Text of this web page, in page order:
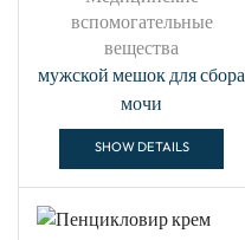
вспомогательные
вещества
мужской мешок для сбора
мочи
SHOW DETAILS